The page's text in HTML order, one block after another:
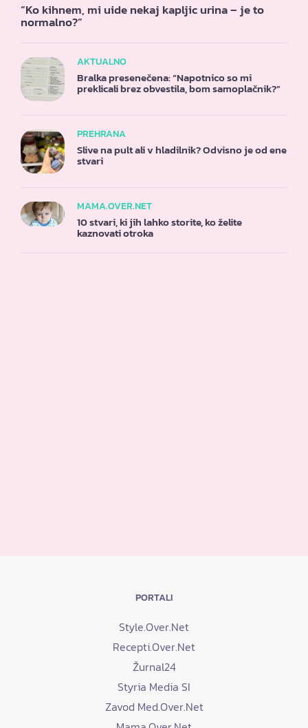
“Ko kihnem, mi uide nekaj kapljic urina – je to
normalno?”
AKTUALNO
Bralka presenečena: “Napotnico so mi
preklicali brez obvestila, bom samoplačnik?”
PREHRANA
Slive na pult ali v hladilnik? Odvisno je od ene
stvari
MAMA.OVER.NET
10 stvari, ki jih lahko storite, ko želite
kaznovati otroka
PORTALI
Style.Over.Net
Recepti.Over.Net
Žurnal24
Styria Media SI
Zavod Med.Over.Net